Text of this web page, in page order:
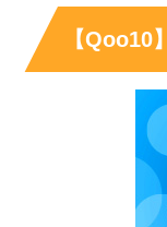
【Qoo10】